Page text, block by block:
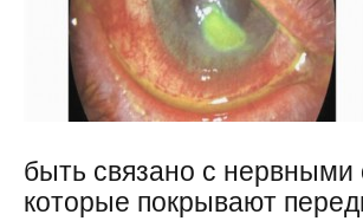
быть связано с нервными
которые покрывают